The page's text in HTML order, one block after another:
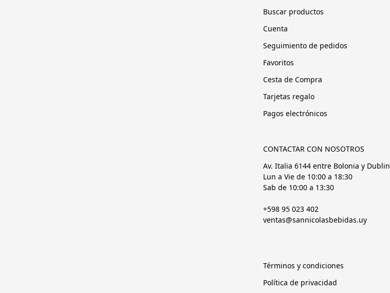
Buscar productos
Cuenta
Seguimiento de pedidos
Favoritos
Cesta de Compra
Tarjetas regalo
Pagos electrónicos
CONTACTAR CON NOSOTROS
Av. Italia 6144 entre Bolonia y Dublin
Lun a Vie de 10:00 a 18:30
Sab de 10:00 a 13:30
+598 95 023 402
ventas@sannicolasbebidas.uy
Términos y condiciones
Política de privacidad